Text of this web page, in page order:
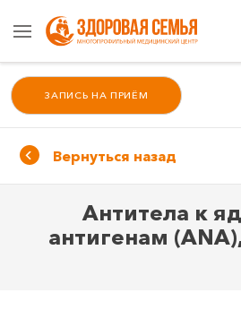
ЗАПИСЬ НА ПРИЁМ
Вернуться назад
Антитела к
антигенам